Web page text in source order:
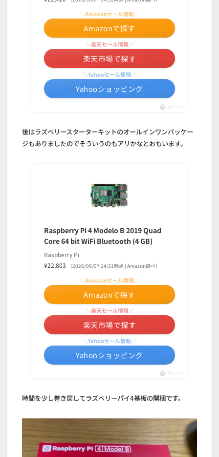
＼Amazonセール情報／
Amazonで探す
＼楽天セール情報／
楽天市場で探す
＼Yahooセール情報／
Yahooショッピング
ポチップ
後はラズベリースターターキットのオールインワンパッケー
ジもありましたのでそういうのもアリかなとおもいます。
Raspberry Pi 4 Modelo B 2019 Quad
Core 64 bit WiFi Bluetooth (4 GB)
Raspberry Pi
¥22,803
（2026/08/07 14:31時点 | Amazon調べ）
＼Amazonセール情報／
Amazonで探す
＼楽天セール情報／
楽天市場で探す
＼Yahooセール情報／
Yahooショッピング
ポチップ
時間を少し巻き戻してラズベリーパイ4基板の開梱です。